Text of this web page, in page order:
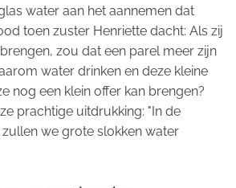
water aan het aannemen dat
toen zuster Henriette dacht: Als zij
zou dat een parel meer zijn
water drinken en deze kleine
nog een klein offer kan brengen?
prachtige uitdrukking: "In de
zullen we grote slokken water